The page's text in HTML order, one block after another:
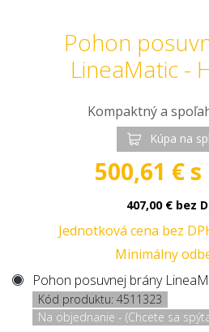
Pohon
LineaMatic -
Kompaktný a
Kúpa na
500,61 € s
407,00 € bez
Jednotková cena bez
Minimálny
Pohon posuvnej brány
Kód produktu: 4511323
Na objednanie - (Chcete sa